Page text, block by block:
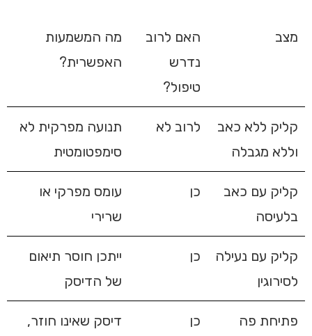
מצב
האם לרוב
נדרש
טיפול?
מה המשמעות
האפשרית?
קליק ללא כאב
וללא מגבלה
לרוב לא
תנועה מפרקית לא
סימפטומטית
קליק עם כאב
בלעיסה
כן
עומס מפרקי או
שרירי
קליק עם נעילה
לסירוגין
כן
ייתכן חוסר תיאום
של הדיסק
פתיחת פה
כן
דיסק שאינו חוזר,